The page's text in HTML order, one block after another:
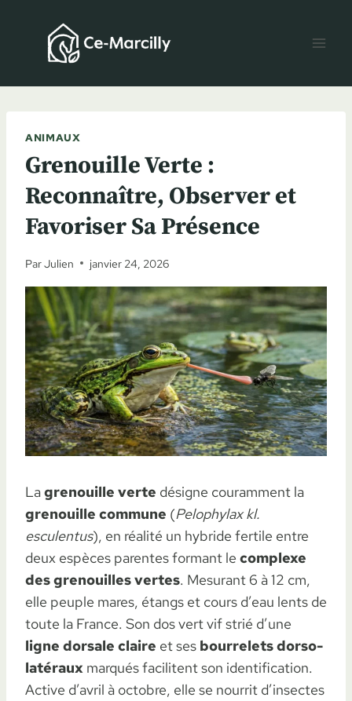
contenu
ANIMAUX
Grenouille Verte :
Reconnaître, Observer et
Favoriser Sa Présence
ParJulien janvier 24, 2026
Lagrenouille verte désigne couramment la
grenouille commune (Pelophylax kl.
esculentus), en réalité un hybride fertile entre
deux espèces parentes formant le complexe
des grenouilles vertes. Mesurant 6 à 12 cm,
elle peuple mares, étangs et cours d’eau lents de
toute la France. Son dos vert vif strié d’une
ligne dorsale claire et ses bourrelets dorso-
latéraux marqués facilitent son identification.
Active d’avril à octobre, elle se nourrit d’insectes